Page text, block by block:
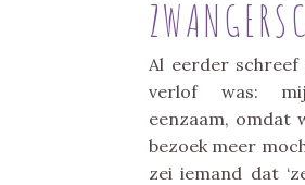
Al eerder
verlof was:
eenzaam, omdat
bezoek meer
zei iemand dat